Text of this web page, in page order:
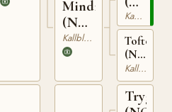
Mindi
(NO)
T-
1709
Kallblodig Travare
T-
226
Kallblodig Travare
(NO)
T-
940
Kallblodig Travare